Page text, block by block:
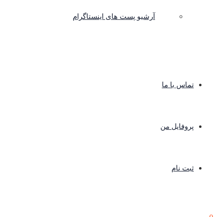
آرشیو پست های اینستاگرام
تماس با ما
پروفایل من
ثبت نام